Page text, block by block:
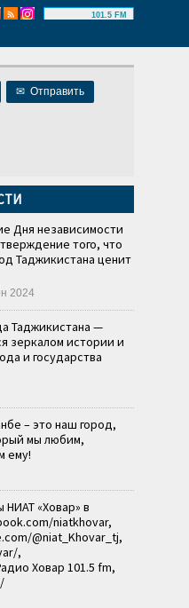
101.5 FM
✉ Отправить
Дня независимости
того, что
Таджикистана ценит
2024
Таджикистана —
зеркалом истории и
и государства
– это наш город,
мы любим,
ему!
«Ховар» в
niatkhovar,
@niat_Khovar_tj,
,
Ховар 101.5 fm,